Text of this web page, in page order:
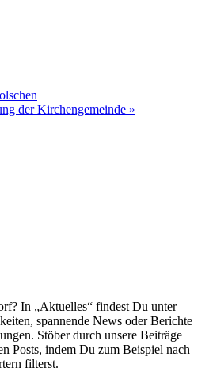
der Kirchengemeinde »
In „Aktuelles“ findest Du unter
spannende News oder Berichte
Stöber durch unsere Beiträge
Posts, indem Du zum Beispiel nach
filterst.